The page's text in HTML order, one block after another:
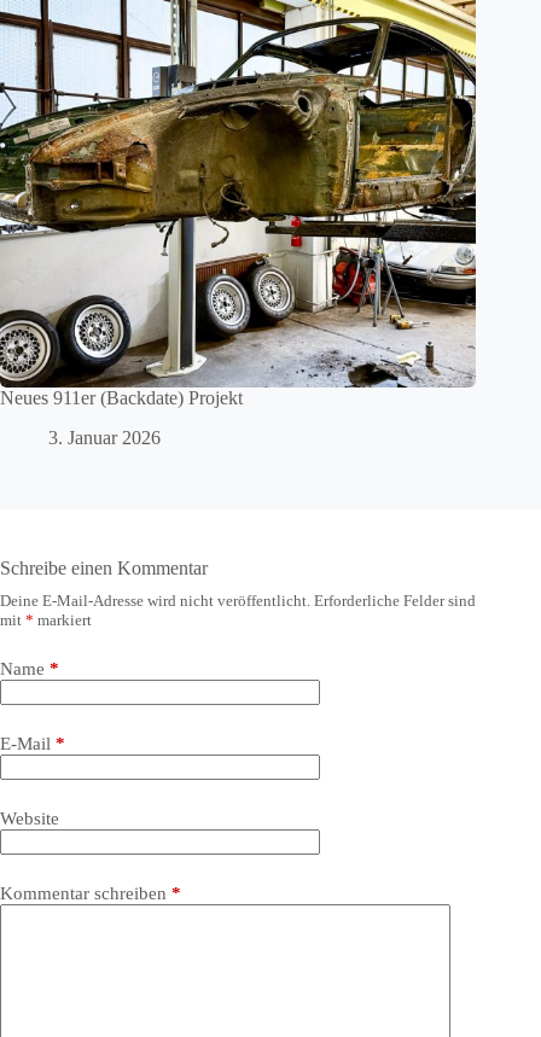
Neues 911er (Backdate) Projekt
3. Januar 2026
Schreibe einen Kommentar
Deine E-Mail-Adresse wird nicht veröffentlicht. Erforderliche Felder sind
mit * markiert
Name *
E-Mail *
Website
Kommentar schreiben *